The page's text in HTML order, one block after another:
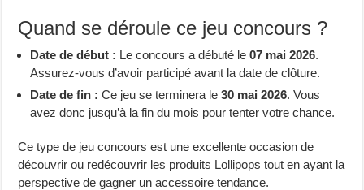
Quand se déroule ce jeu concours ?
Date de début : Le concours a débuté le07 mai 2026.
Assurez-vous d’avoir participé avant la date de clôture.
Date de fin : Ce jeu se terminera le30 mai 2026. Vous
avez donc jusqu’à la fin du mois pour tenter votre chance.
Ce type de jeu concours est une excellente occasion de
découvrir ou redécouvrir les produits Lollipops tout en ayant la
perspective de gagner un accessoire tendance.